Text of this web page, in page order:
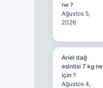
ne ?
Ağustos 5,
2026
Ariel dağ
esintisi 7 kg ne
için ?
Ağustos 4,